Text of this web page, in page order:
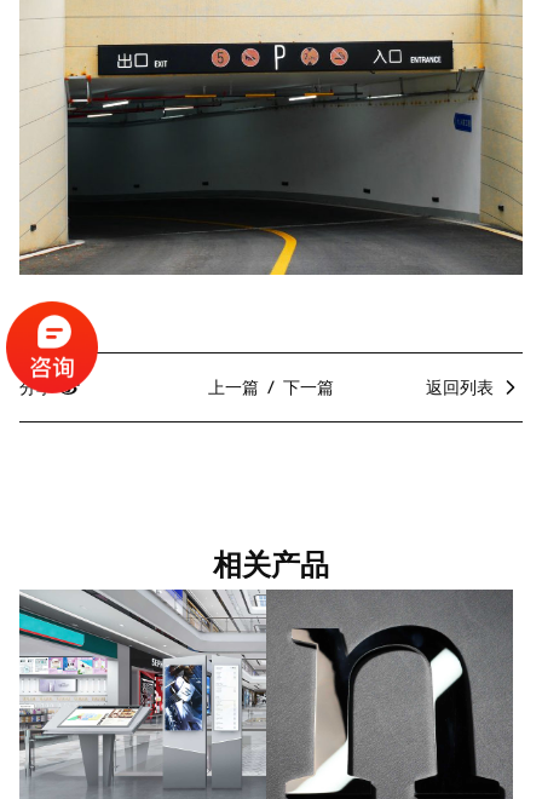
分享 上一篇 下一篇 返回列表
相关产品